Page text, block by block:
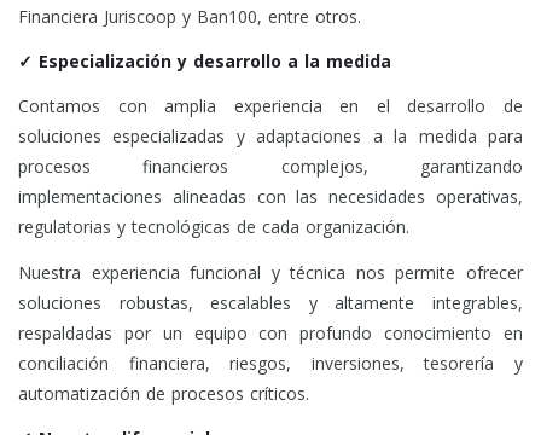
Financiera Juriscoop y Ban100, entre otros.
✓ Especialización y desarrollo a la medida
Contamos con amplia experiencia en el desarrollo de
soluciones especializadas y adaptaciones a la medida para
procesos financieros complejos, garantizando
implementaciones alineadas con las necesidades operativas,
regulatorias y tecnológicas de cada organización.
Nuestra experiencia funcional y técnica nos permite ofrecer
soluciones robustas, escalables y altamente integrables,
respaldadas por un equipo con profundo conocimiento en
conciliación financiera, riesgos, inversiones, tesorería y
automatización de procesos críticos.